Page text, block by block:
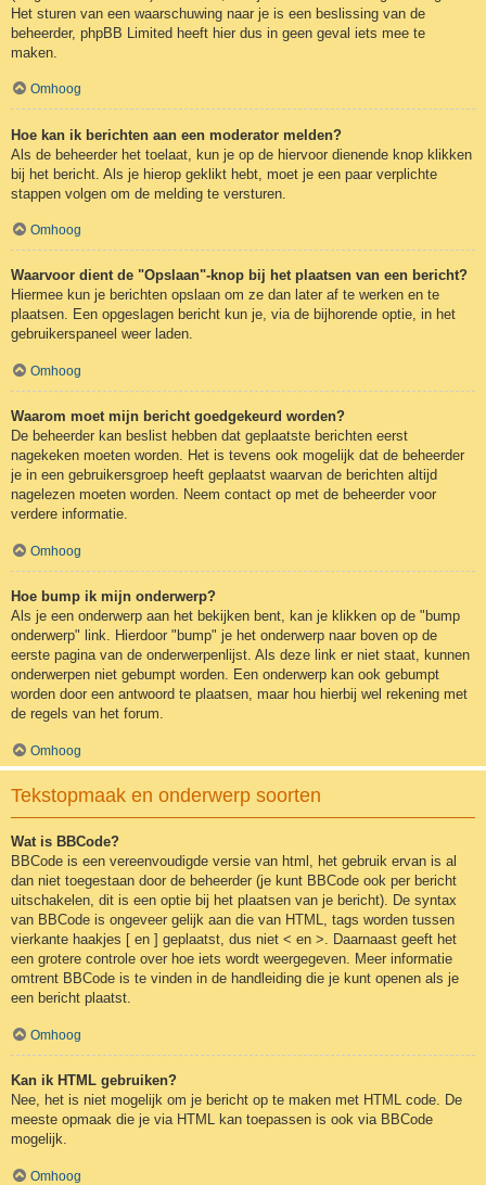
Het sturen van een waarschuwing naar je is een beslissing van de
beheerder, phpBB Limited heeft hier dus in geen geval iets mee te
maken.
Omhoog
Hoe kan ik berichten aan een moderator melden?
Als de beheerder het toelaat, kun je op de hiervoor dienende knop klikken
bij het bericht. Als je hierop geklikt hebt, moet je een paar verplichte
stappen volgen om de melding te versturen.
Omhoog
Waarvoor dient de "Opslaan"-knop bij het plaatsen van een bericht?
Hiermee kun je berichten opslaan om ze dan later af te werken en te
plaatsen. Een opgeslagen bericht kun je, via de bijhorende optie, in het
gebruikerspaneel weer laden.
Omhoog
Waarom moet mijn bericht goedgekeurd worden?
De beheerder kan beslist hebben dat geplaatste berichten eerst
nagekeken moeten worden. Het is tevens ook mogelijk dat de beheerder
je in een gebruikersgroep heeft geplaatst waarvan de berichten altijd
nagelezen moeten worden. Neem contact op met de beheerder voor
verdere informatie.
Omhoog
Hoe bump ik mijn onderwerp?
Als je een onderwerp aan het bekijken bent, kan je klikken op de "bump
onderwerp" link. Hierdoor "bump" je het onderwerp naar boven op de
eerste pagina van de onderwerpenlijst. Als deze link er niet staat, kunnen
onderwerpen niet gebumpt worden. Een onderwerp kan ook gebumpt
worden door een antwoord te plaatsen, maar hou hierbij wel rekening met
de regels van het forum.
Omhoog
Tekstopmaak en onderwerp soorten
Wat is BBCode?
BBCode is een vereenvoudigde versie van html, het gebruik ervan is al
dan niet toegestaan door de beheerder (je kunt BBCode ook per bericht
uitschakelen, dit is een optie bij het plaatsen van je bericht). De syntax
van BBCode is ongeveer gelijk aan die van HTML, tags worden tussen
vierkante haakjes [ en ] geplaatst, dus niet < en >. Daarnaast geeft het
een grotere controle over hoe iets wordt weergegeven. Meer informatie
omtrent BBCode is te vinden in de handleiding die je kunt openen als je
een bericht plaatst.
Omhoog
Kan ik HTML gebruiken?
Nee, het is niet mogelijk om je bericht op te maken met HTML code. De
meeste opmaak die je via HTML kan toepassen is ook via BBCode
mogelijk.
Omhoog